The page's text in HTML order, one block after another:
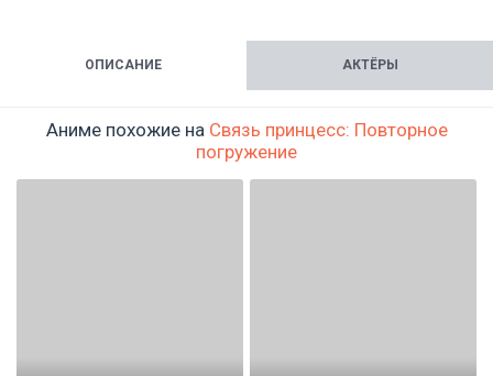
ОПИСАНИЕ АКТЁРЫ
Аниме похожие на Связь принцесс: Повторное
погружение